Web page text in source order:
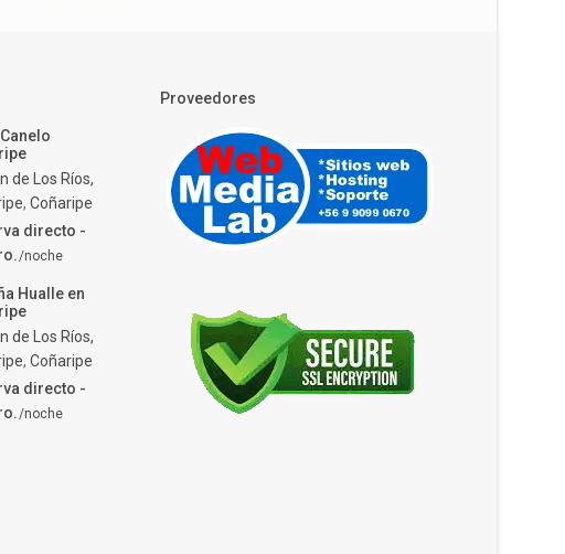
de Los Ríos,
,Coñaripe
directo -
/noche
Hualle en
de Los Ríos,
,Coñaripe
directo -
/noche
Proveedores